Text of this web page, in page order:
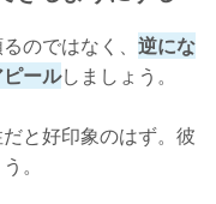
のではなく、 逆にな
ールしましょう。
と好印象のはず。彼
。